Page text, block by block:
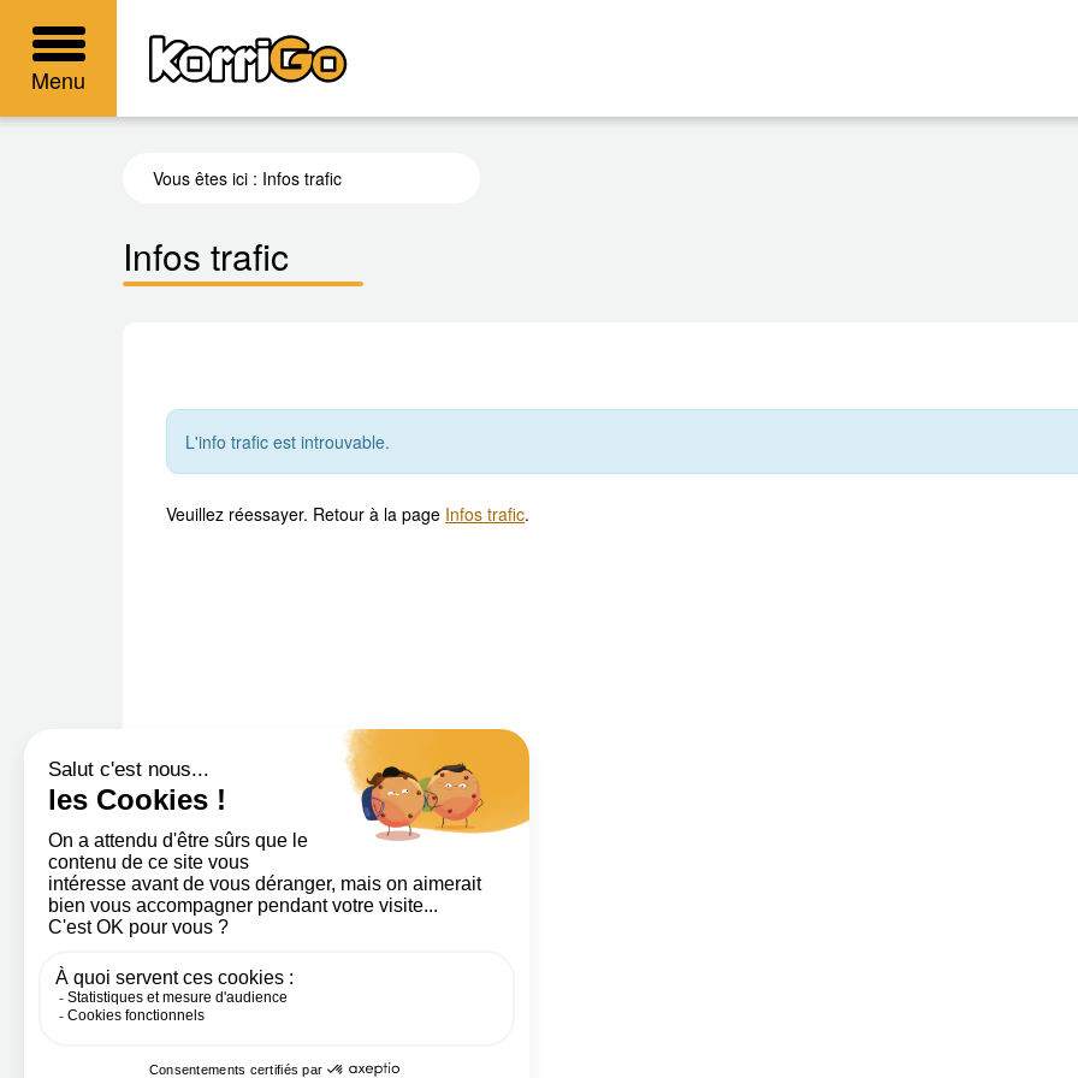
Menu
Vous êtes ici : Infos trafic
Infos trafic
L'info trafic est introuvable.
Veuillez réessayer. Retour à la page Infos trafic.